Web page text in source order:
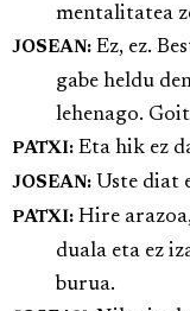
mentalitatea
JOSEAN: Ez, ez.
gabe heldu
lehenago.
PATXI: Eta hik ez
JOSEAN: Uste diat
PATXI: Hire
duala eta ez
burua.